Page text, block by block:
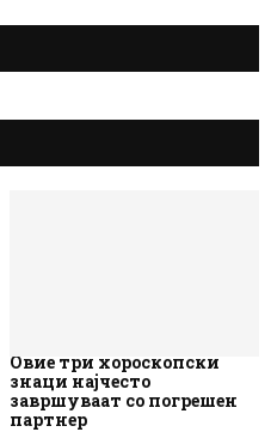
Овие три хороскопски
знаци најчесто
завршуваат со погрешен
партнер